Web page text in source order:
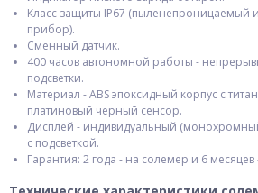
Класс защиты IP67 (пыленепроницаемый
прибор).
Сменный датчик.
400 часов автономной работы -
подсветки.
Материал - ABS эпоксидный корпус с
платиновый черный сенсор.
Дисплей - индивидуальный
с подсветкой.
Гарантия: 2 года - на солемер и 6 месяцев